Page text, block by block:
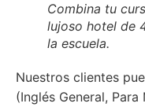
Combina tu
lujoso hotel de
la escuela.
Nuestros clientes
(Inglés General,